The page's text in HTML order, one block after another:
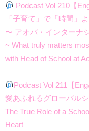
Podcast Vol 210【
「子育て」で「時間」
〜 アオバ・インターナ
~ What truly matters
with Head of School at
Podcast Vol 211【
愛あふれるグローバル
The True Role of a
Heart